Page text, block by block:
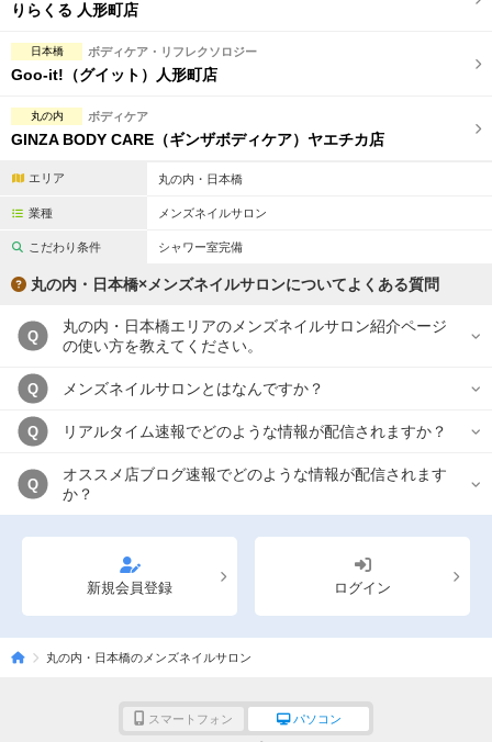
りらくる 人形町店
日本橋 ボディケア・リフレクソロジー
Goo-it!（グイット）人形町店
丸の内 ボディケア
GINZA BODY CARE（ギンザボディケア）ヤエチカ店
エリア 丸の内・日本橋
業種 メンズネイルサロン
こだわり条件 シャワー室完備
丸の内・日本橋×メンズネイルサロンについてよくある質問
Q
丸の内・日本橋エリアのメンズネイルサロン紹介ページ
の使い方を教えてください。
Q メンズネイルサロンとはなんですか？
Q リアルタイム速報でどのような情報が配信されますか？
Q
オススメ店ブログ速報でどのような情報が配信されます
か？
新規会員登録 ログイン
丸の内・日本橋のメンズネイルサロン
スマートフォン パソコン